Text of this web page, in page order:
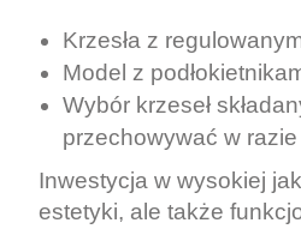
Krzesła z
Model z
Wybór krzeseł
przechowywać w
Inwestycja w wysokiej
estetyki, ale także